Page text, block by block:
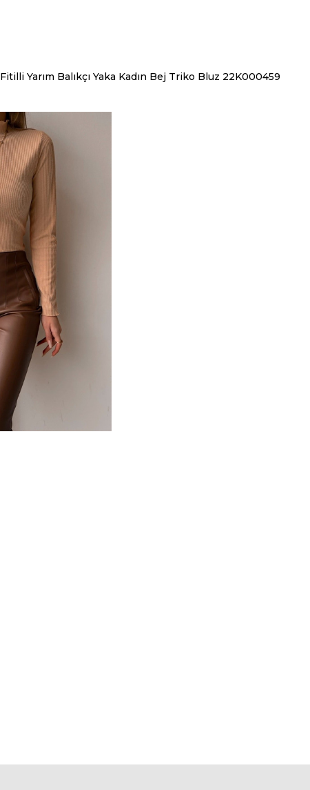
Fitilli Yarım Balıkçı Yaka Kadın Bej Triko Bluz 22K000459